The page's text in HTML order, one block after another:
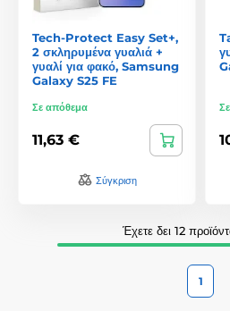
Tech-Protect Easy Set+,
2 σκληρυμένα γυαλιά +
γυαλί για φακό, Samsung
Galaxy S25 FE
Σε απόθεμα
11,63 €
Σύγκριση
Έχετε δει 12
1